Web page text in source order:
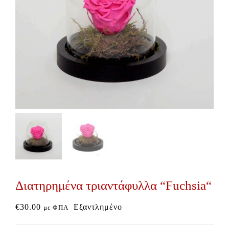
Διατηρημένα τριαντάφυλλα “Fuchsia“
€30.00 με ΦΠΑ Εξαντλημένο